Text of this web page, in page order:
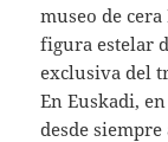
museo de
figura estelar
exclusiva del
En Euskadi,
desde